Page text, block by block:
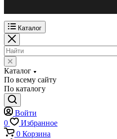
Каталог
Каталог
По всему сайту
По каталогу
Войти
0
Избранное
0 Корзина